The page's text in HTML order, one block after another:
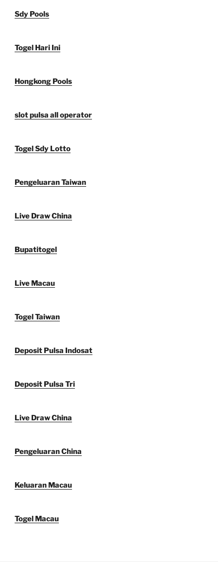
Sdy Pools
Togel Hari Ini
Hongkong Pools
slot pulsa all operator
Togel Sdy Lotto
Pengeluaran Taiwan
Live Draw China
Bupatitogel
Live Macau
Togel Taiwan
Deposit Pulsa Indosat
Deposit Pulsa Tri
Live Draw China
Pengeluaran China
Keluaran Macau
Togel Macau